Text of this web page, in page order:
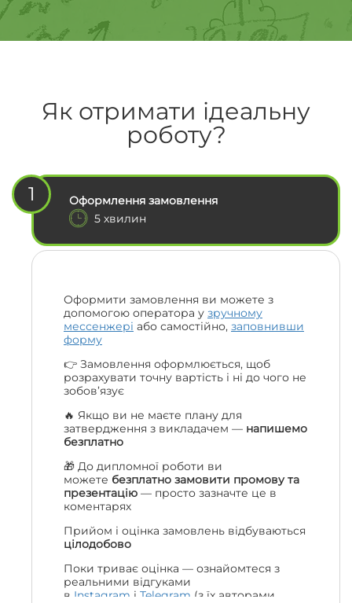
Як отримати ідеальну
роботу?
1
Оформлення замовлення
5 хвилин
Оформити замовлення ви можете з
допомогою оператора у зручному
мессенжері або самостійно, заповнивши
форму
👉 Замовлення оформлюється, щоб
розрахувати точну вартість і ні до чого не
зобов’язує
🔥 Якщо ви не маєте плану для
затвердження з викладачем — напишемо
безплатно
🎁 До дипломної роботи ви
можете безплатно замовити промову та
презентацію — просто зазначте це в
коментарях
Прийом і оцінка замовлень відбуваються
цілодобово
Поки триває оцінка — ознайомтеся з
реальними відгуками
в Instagram і Telegram (з їх авторами